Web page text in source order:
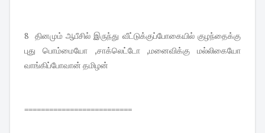
8 தினமும் ஆபீசில் இருந்து வீட்டுக்குப்போகையில் குழந்தைக்கு
புது பொம்மையோ ,சாக்லெட்டோ ,மனைவிக்கு மல்லிகையோ
வாங்கிப்போவான் தமிழன்
==========================